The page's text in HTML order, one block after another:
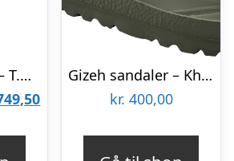
Flade sandaler – T.moro calf 86
Den
Gizeh sandaler – Khaki
kr. 400,00